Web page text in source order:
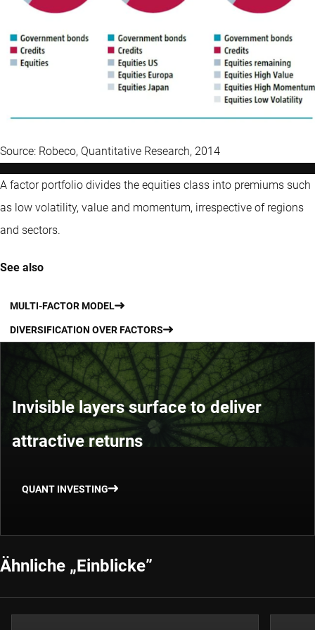
Source: Robeco, Quantitative Research, 2014
A factor portfolio divides the equities class into premiums such
as low volatility, value and momentum, irrespective of regions
and sectors.
See also
MULTI-FACTOR MODEL
DIVERSIFICATION OVER FACTORS
Invisible layers surface to deliver
attractive returns
QUANT INVESTING
Ähnliche „Einblicke”